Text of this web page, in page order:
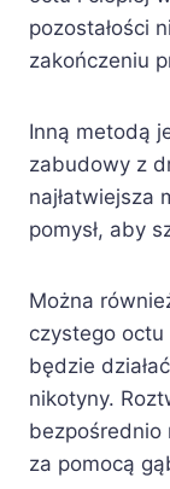
pozostałości
zakończeniu
Inną metodą
zabudowy z
najłatwiejsza
pomysł, aby
Można
czystego octu
będzie
nikotyny.
bezpośrednio
za pomocą